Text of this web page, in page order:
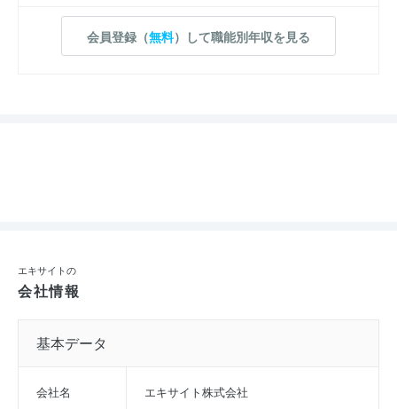
会員登録（無料）して職能別年収を見る
エキサイトの
会社情報
基本データ
会社名 エキサイト株式会社